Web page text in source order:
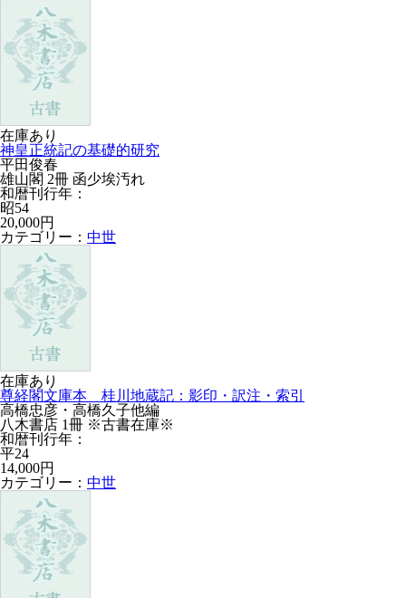
在庫あり
神皇正統記の基礎的研究
平田俊春
雄山閣 2冊 函少埃汚れ
和暦刊行年：
昭54
20,000円
カテゴリー： 中世
在庫あり
尊経閣文庫本 桂川地蔵記：影印・訳注・索引
高橋忠彦・高橋久子他編
八木書店 1冊 ※古書在庫※
和暦刊行年：
平24
14,000円
カテゴリー： 中世